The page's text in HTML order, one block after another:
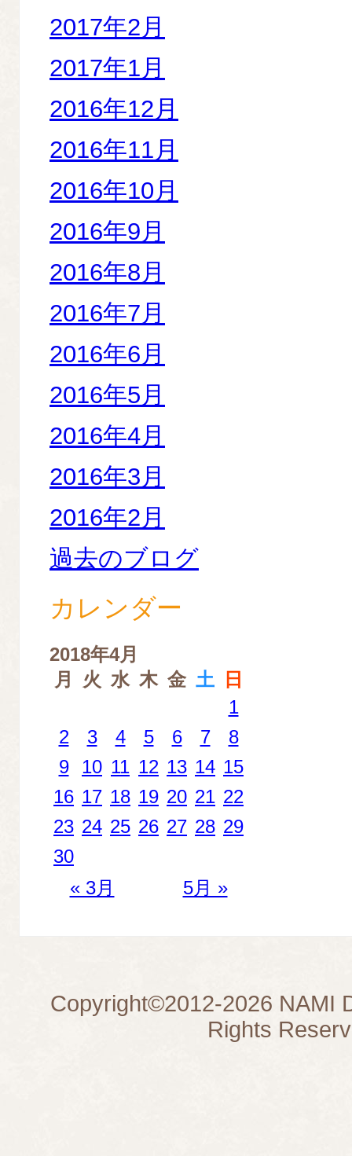
2017年2月
2017年1月
2016年12月
2016年11月
2016年10月
2016年9月
2016年8月
2016年7月
2016年6月
2016年5月
2016年4月
2016年3月
2016年2月
過去のブログ
カレンダー
2018年4月
月
火 水 木 金 土 日
« 3月 5月 »
1
2
3 4 5 6 7
8
9
10 11 12 13 14 15
16 17 18 19 20 21 22
23 24 25 26 27 28 29
30
Copyright©2012-2026 NAMI
Rights